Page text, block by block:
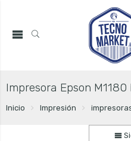
Impresora Epson
Inicio Impresión